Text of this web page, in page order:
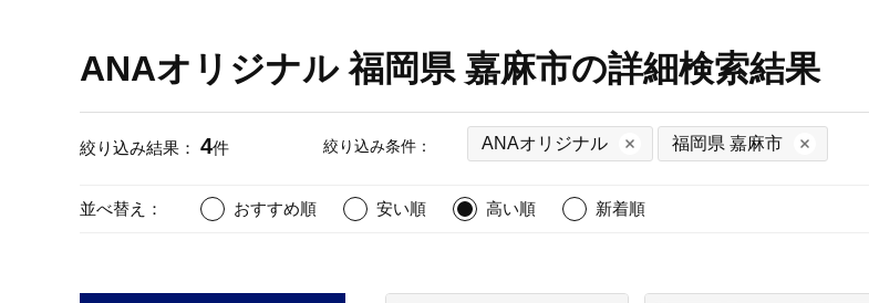
ANAオリジナル 福岡県 嘉麻市の詳細検索結果
絞り込み結果： 4件 絞り込み条件： ANAオリジナル 福岡県 嘉麻市
並べ替え： おすすめ順 安い順 高い順 新着順